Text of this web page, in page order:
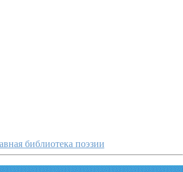
библиотека поэзии